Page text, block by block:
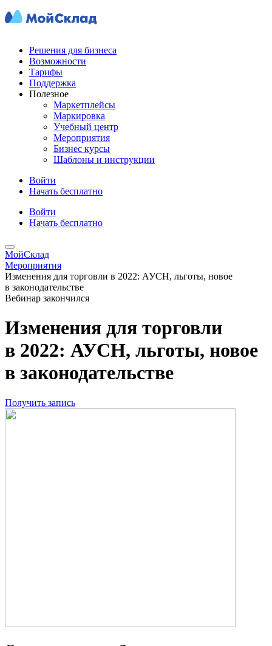
Решения для бизнеса
Возможности
Тарифы
Поддержка
Полезное
Маркетплейсы
Маркировка
Учебный центр
Мероприятия
Бизнес курсы
Шаблоны и инструкции
Войти
Начать бесплатно
Войти
Начать бесплатно
МойСклад
Мероприятия
Изменения для торговли в 2022: АУСН, льготы, новое
в законодательстве
Вебинар закончился
Изменения для торговли
в 2022: АУСН, льготы, новое
в законодательстве
Получить запись